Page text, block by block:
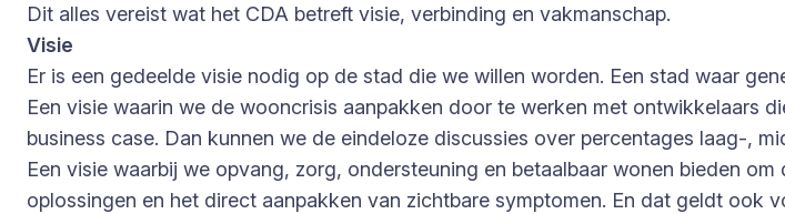
Dit alles vereist wat het CDA betreft visie, verbinding en vakmanschap.
Visie
Er is een gedeelde visie nodig op de stad die we willen worden. Een stad waar
Een visie waarin we de wooncrisis aanpakken door te werken met ontwikkelaars
business case. Dan kunnen we de eindeloze discussies over percentages laag-,
Een visie waarbij we opvang, zorg, ondersteuning en betaalbaar wonen bieden
oplossingen en het direct aanpakken van zichtbare symptomen. En dat geldt ook